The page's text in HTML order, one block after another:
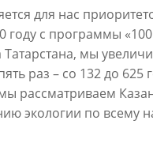
для нас
с программы «100
мы
раз – со 132 до 625
рассматриваем
экологии по всему